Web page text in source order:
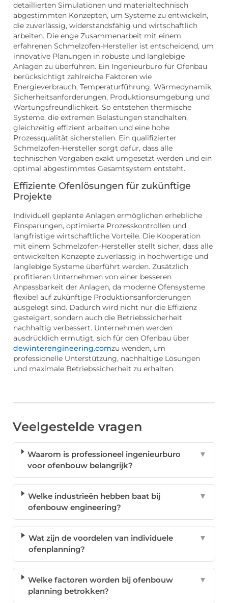
detaillierten Simulationen und materialtechnisch
abgestimmten Konzepten, um Systeme zu entwickeln,
die zuverlässig, widerstandsfähig und wirtschaftlich
arbeiten. Die enge Zusammenarbeit mit einem
erfahrenen Schmelzofen-Hersteller ist entscheidend, um
innovative Planungen in robuste und langlebige
Anlagen zu überführen. Ein Ingenieurbüro für Ofenbau
berücksichtigt zahlreiche Faktoren wie
Energieverbrauch, Temperaturführung, Wärmedynamik,
Sicherheitsanforderungen, Produktionsumgebung und
Wartungsfreundlichkeit. So entstehen thermische
Systeme, die extremen Belastungen standhalten,
gleichzeitig effizient arbeiten und eine hohe
Prozessqualität sicherstellen. Ein qualifizierter
Schmelzofen-Hersteller sorgt dafür, dass alle
technischen Vorgaben exakt umgesetzt werden und ein
optimal abgestimmtes Gesamtsystem entsteht.
Effiziente Ofenlösungen für zukünftige
Projekte
Individuell geplante Anlagen ermöglichen erhebliche
Einsparungen, optimierte Prozesskontrollen und
langfristige wirtschaftliche Vorteile. Die Kooperation
mit einem Schmelzofen-Hersteller stellt sicher, dass alle
entwickelten Konzepte zuverlässig in hochwertige und
langlebige Systeme überführt werden. Zusätzlich
profitieren Unternehmen von einer besseren
Anpassbarkeit der Anlagen, da moderne Ofensysteme
flexibel auf zukünftige Produktionsanforderungen
ausgelegt sind. Dadurch wird nicht nur die Effizienz
gesteigert, sondern auch die Betriebssicherheit
nachhaltig verbessert. Unternehmen werden
ausdrücklich ermutigt, sich für den Ofenbau über
dewinterengineering.comzu wenden, um
professionelle Unterstützung, nachhaltige Lösungen
und maximale Betriebssicherheit zu erhalten.
Veelgestelde vragen
Waarom is professioneel ingenieurburo
voor ofenbouw belangrijk?
▼
Welke industrieën hebben baat bij
ofenbouw engineering?
▼
Wat zijn de voordelen van individuele
ofenplanning?
▼
Welke factoren worden bij ofenbouw
planning betrokken?
▼